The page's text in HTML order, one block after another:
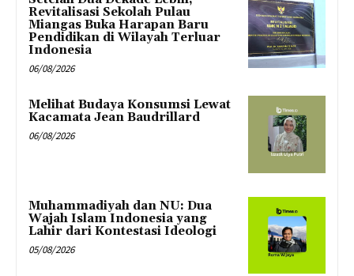
Revitalisasi Sekolah Pulau
Miangas Buka Harapan Baru
Pendidikan di Wilayah Terluar
Indonesia
06/08/2026
Melihat Budaya Konsumsi Lewat
Kacamata Jean Baudrillard
06/08/2026
Muhammadiyah dan NU: Dua
Wajah Islam Indonesia yang
Lahir dari Kontestasi Ideologi
05/08/2026